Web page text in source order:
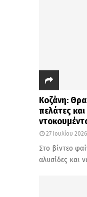
Κοζάνη:
πελάτες
27 Ιουλίου 2026
Στο βίντεο
αλυσίδες και